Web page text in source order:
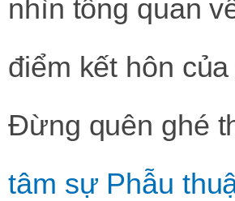
nhìn tổng quan
điểm kết hôn
Đừng quên ghé
tâm sự Phẫu